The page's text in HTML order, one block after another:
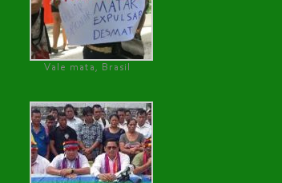
Vale mata, Brasil